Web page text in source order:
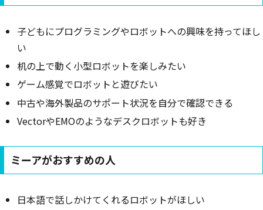
子どもにプログラミングやロボットへの興味を持ってほし
い
机の上で動く小型ロボットを楽しみたい
ゲーム感覚でロボットと遊びたい
中古や海外製品のサポート状況を自分で確認できる
VectorやEMOのようなデスクロボットも好き
ミーアがおすすめの人
日本語で話しかけてくれるロボットがほしい